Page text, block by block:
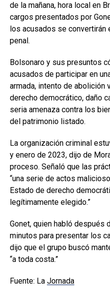
de la mañana, hora local en
cargos presentados por
los acusados se convertirán
penal.
Bolsonaro y sus presuntos
acusados de participar en
armada, intento de abolición
derecho democrático, daño
seria amenaza contra los
del patrimonio listado.
La organización criminal
y enero de 2023, dijo de
proceso. Señaló que las
“una serie de actos
Estado de derecho
legítimamente elegido.”
Gonet, quien habló después
minutos para presentar los
dijo que el grupo buscó
“a toda costa.”
Fuente: La Jornada